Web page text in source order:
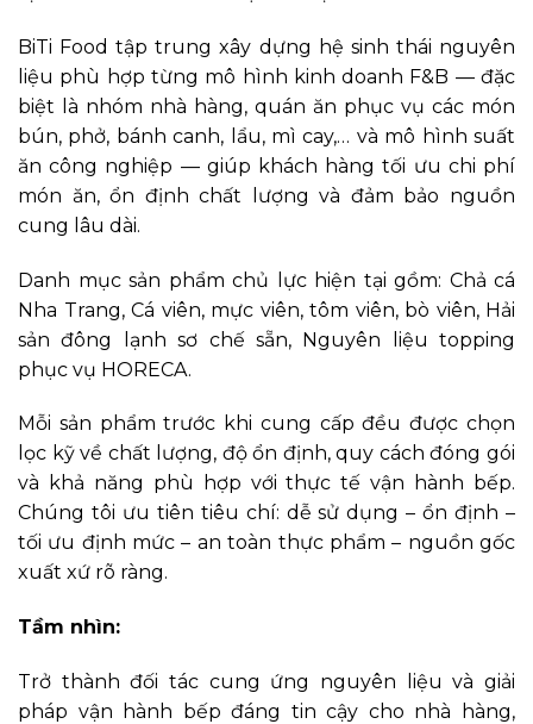
BiTi Food tập trung xây dựng hệ sinh thái nguyên
liệu phù hợp từng mô hình kinh doanh F&B — đặc
biệt là nhóm nhà hàng, quán ăn phục vụ các món
bún, phở, bánh canh, lẩu, mì cay,… và mô hình suất
ăn công nghiệp — giúp khách hàng tối ưu chi phí
món ăn, ổn định chất lượng và đảm bảo nguồn
cung lâu dài.
Danh mục sản phẩm chủ lực hiện tại gồm: Chả cá
Nha Trang, Cá viên, mực viên, tôm viên, bò viên, Hải
sản đông lạnh sơ chế sẵn, Nguyên liệu topping
phục vụ HORECA.
Mỗi sản phẩm trước khi cung cấp đều được chọn
lọc kỹ về chất lượng, độ ổn định, quy cách đóng gói
và khả năng phù hợp với thực tế vận hành bếp.
Chúng tôi ưu tiên tiêu chí: dễ sử dụng – ổn định –
tối ưu định mức – an toàn thực phẩm – nguồn gốc
xuất xứ rõ ràng.
Tầm nhìn:
Trở thành đối tác cung ứng nguyên liệu và giải
pháp vận hành bếp đáng tin cậy cho nhà hàng,